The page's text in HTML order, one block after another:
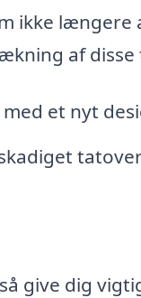
ikke
af
et nyt
give dig